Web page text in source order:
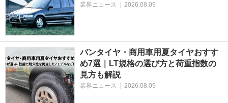
業界ニュース | 2026.08.09
バンタイヤ・商用車用夏タイヤおすす
め7選｜LT規格の選び方と荷重指数の
見方も解説
業界ニュース | 2026.08.09